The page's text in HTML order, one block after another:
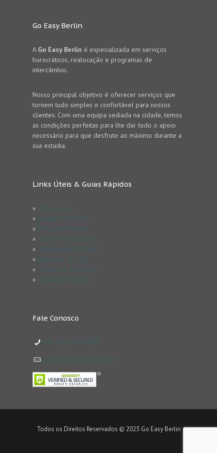
Go Easy Berlin
A Go Easy Berlin é especializada em serviços
burocráticos, realocação e programas de
intercâmbio.
Nosso principal objetivo é oferecer serviços que
tornem tudo simples e confortável para nossos
clientes. Com uma equipa sediada na cidade, temos
as condições perfeitas para lhe dar todo o apoio
necessário para que desfrute ao máximo durante a
sua estadia.
Links Úteis & Guias Rápidos
»
»
»
»
»
»
»
»
Fale Conosco
Todos os Direitos Reservados © 2023 Go Easy Berlin